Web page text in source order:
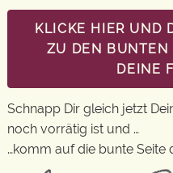
KLICKE HIER UND
ZU DEN BUNTEN
DEINE
Schnapp Dir gleich jetzt
noch vorrätig ist und …
…komm auf die bunte Seite